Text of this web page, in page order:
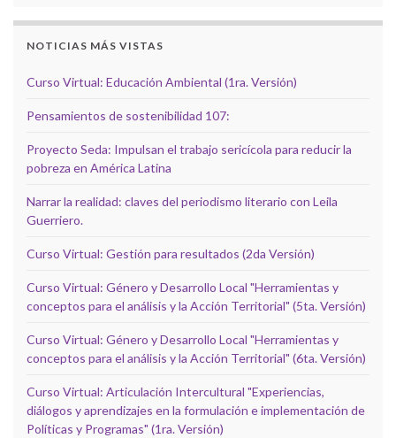
NOTICIAS MÁS VISTAS
Curso Virtual: Educación Ambiental (1ra. Versión)
Pensamientos de sostenibilidad 107:
Proyecto Seda: Impulsan el trabajo sericícola para reducir la
pobreza en América Latina
Narrar la realidad: claves del periodismo literario con Leila
Guerriero.
Curso Virtual: Gestión para resultados (2da Versión)
Curso Virtual: Género y Desarrollo Local "Herramientas y
conceptos para el análisis y la Acción Territorial" (5ta. Versión)
Curso Virtual: Género y Desarrollo Local "Herramientas y
conceptos para el análisis y la Acción Territorial" (6ta. Versión)
Curso Virtual: Articulación Intercultural "Experiencias,
diálogos y aprendizajes en la formulación e implementación de
Políticas y Programas" (1ra. Versión)